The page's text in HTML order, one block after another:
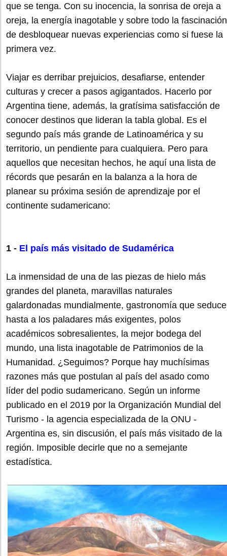
que se tenga. Con su inocencia, la sonrisa de oreja a
oreja, la energía inagotable y sobre todo la fascinación
de desbloquear nuevas experiencias como si fuese la
primera vez.
Viajar es derribar prejuicios, desafiarse, entender
culturas y crecer a pasos agigantados. Hacerlo por
Argentina tiene, además, la gratísima satisfacción de
conocer destinos que lideran la tabla global. Es el
segundo país más grande de Latinoamérica y su
territorio, un pendiente para cualquiera. Pero para
aquellos que necesitan hechos, he aquí una lista de
récords que pesarán en la balanza a la hora de
planear su próxima sesión de aprendizaje por el
continente sudamericano:
1 - El país más visitado de Sudamérica
La inmensidad de una de las piezas de hielo más
grandes del planeta, maravillas naturales
galardonadas mundialmente, gastronomía que seduce
hasta a los paladares más exigentes, polos
académicos sobresalientes, la mejor bodega del
mundo, una lista inagotable de Patrimonios de la
Humanidad. ¿Seguimos? Porque hay muchísimas
razones más que postulan al país del asado como
líder del podio sudamericano. Según un informe
publicado en el 2019 por la Organización Mundial del
Turismo - la agencia especializada de la ONU -
Argentina es, sin discusión, el país más visitado de la
región. Imposible decirle que no a semejante
estadística.